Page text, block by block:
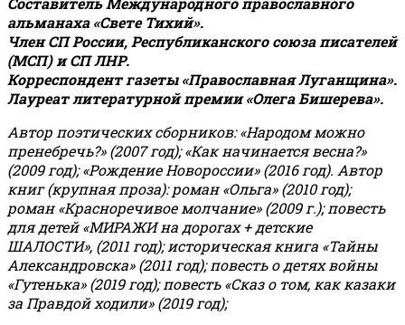
альманаха «Свете Тихий».
Член СП России, Республиканского союза писателей
(МСП) и СП ЛНР.
Корреспондент газеты «Православная Луганщина».
Лауреат литературной премии «Олега Бишерева».
Автор поэтических сборников: «Народом можно
пренебречь?» (2007 год); «Как начинается весна?»
(2009 год); «Рождение Новороссии» (2016 год). Автор
книг (крупная проза): роман «Ольга» (2010 год);
роман «Красноречивое молчание» (2009 г.); повесть
для детей «МИРАЖИ на дорогах + детские
ШАЛОСТИ», (2011 год); историческая книга «Тайны
Александровска» (2011 год); повесть о детях войны
«Гутенька» (2019 год); повесть «Сказ о том, как казаки
за Правдой ходили» (2019 год);